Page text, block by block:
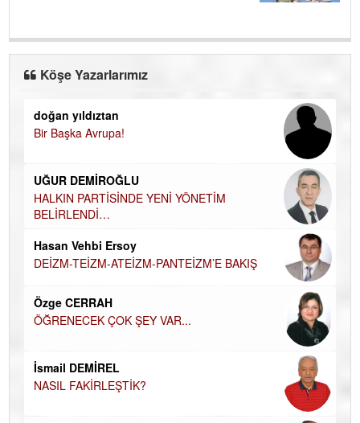
Köşe Yazarlarımız
doğan yıldıztan
Bir Başka Avrupa!
UĞUR DEMİROĞLU
HALKIN PARTİSİNDE YENİ YÖNETİM
BELİRLENDİ…
Hasan Vehbi Ersoy
DEİZM-TEİZM-ATEİZM-PANTEİZM’E BAKIŞ
Özge CERRAH
ÖĞRENECEK ÇOK ŞEY VAR...
İsmail DEMİREL
NASIL FAKİRLEŞTİK?